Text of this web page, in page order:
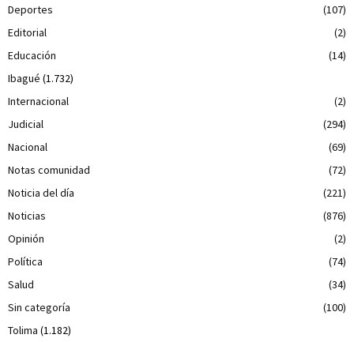
Deportes
(107)
Editorial
(2)
Educación
(14)
Ibagué (1.732)
Internacional
(2)
Judicial
(294)
Nacional
(69)
Notas comunidad
(72)
Noticia del día
(221)
Noticias
(876)
Opinión
(2)
Política
(74)
Salud
(34)
Sin categoría
(100)
Tolima (1.182)